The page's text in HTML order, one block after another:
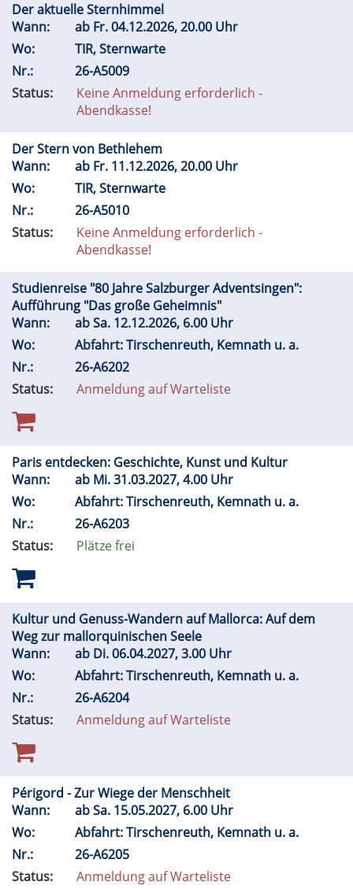
Der aktuelle Sternhimmel
Wann:
ab Fr.04.12.2026, 20.00 Uhr
Wo:
TIR, Sternwarte
Nr.:
26-A5009
Status:
Keine Anmeldung erforderlich -
Abendkasse!
Der Stern von Bethlehem
Wann:
ab Fr. 11.12.2026, 20.00 Uhr
Wo:
TIR, Sternwarte
Nr.:
26-A5010
Status:
Keine Anmeldung erforderlich -
Abendkasse!
Studienreise "80 Jahre Salzburger Adventsingen":
Aufführung "Das große Geheimnis"
Wann:
abSa. 12.12.2026, 6.00 Uhr
Wo:
Abfahrt: Tirschenreuth, Kemnath u. a.
Nr.:
26-A6202
Status:
Anmeldung auf Warteliste
Paris entdecken: Geschichte, Kunst und Kultur
Wann:
ab Mi.31.03.2027, 4.00 Uhr
Wo:
Abfahrt: Tirschenreuth, Kemnath u. a.
Nr.:
26-A6203
Status:
Plätze frei
Kultur und Genuss-Wandern auf Mallorca: Auf dem
Weg zur mallorquinischen Seele
Wann:
ab Di.06.04.2027, 3.00 Uhr
Wo:
Abfahrt: Tirschenreuth, Kemnath u. a.
Nr.:
26-A6204
Status:
Anmeldung auf Warteliste
Périgord - Zur Wiege der Menschheit
Wann:
abSa. 15.05.2027, 6.00 Uhr
Wo:
Abfahrt: Tirschenreuth, Kemnath u. a.
Nr.:
26-A6205
Status:
Anmeldung auf Warteliste